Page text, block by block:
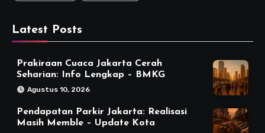
Latest Posts
Prakiraan Cuaca Jakarta Cerah
Seharian: Info Lengkap – BMKG
Agustus 10, 2026
Pendapatan Parkir Jakarta: Realisasi
Masih Memble – Update Kota